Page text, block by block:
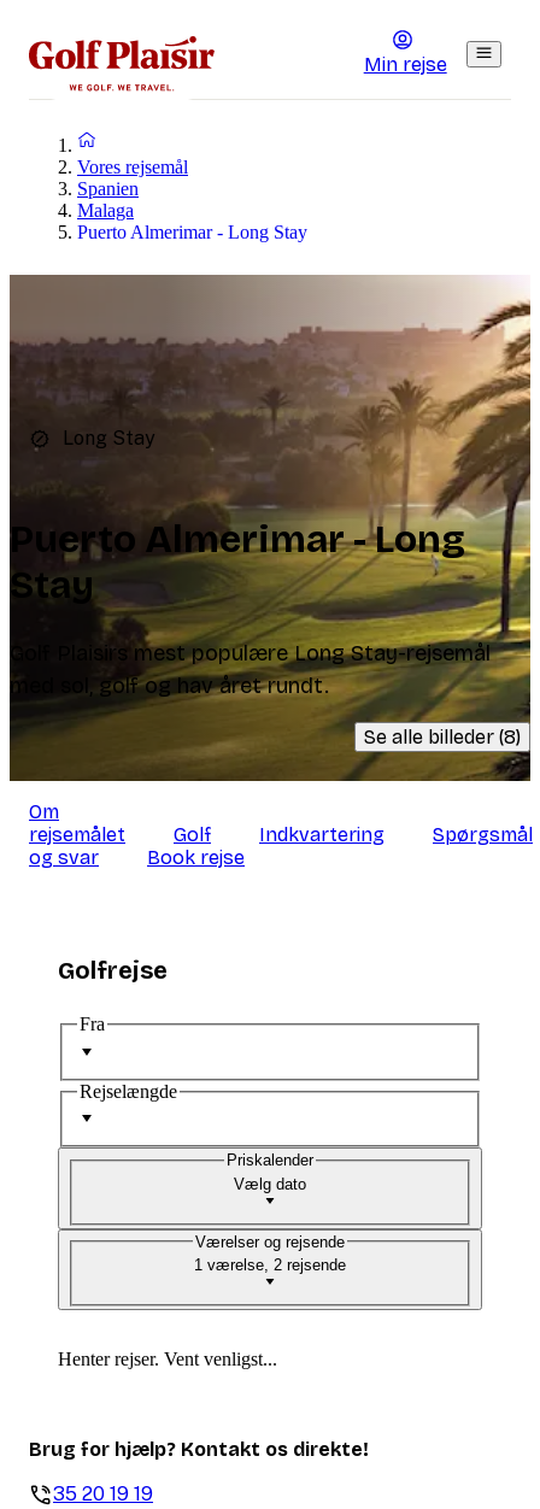
Min rejse
Vores rejsemål
Spanien
Malaga
Puerto Almerimar - Long Stay
Long Stay
Puerto Almerimar - Long
Stay
Golf Plaisirs mest populære Long Stay-rejsemål
med sol, golf og hav året rundt.
Se alle billeder (8)
Om
rejsemålet
Golf Indkvartering
Spørgsmål
og svar
Book rejse
Golfrejse
Fra
Rejselængde
Vælg dato
Priskalender
1 værelse, 2 rejsende
Værelser og rejsende
Henter rejser. Vent venligst...
Brug for hjælp? Kontakt os direkte!
35 20 19 19